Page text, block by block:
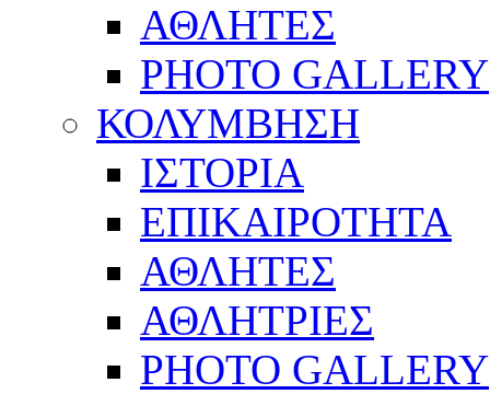
ΑΘΛΗΤΕΣ
PHOTO GALLERY
ΚΟΛΥΜΒΗΣΗ
ΙΣΤΟΡΙΑ
ΕΠΙΚΑΙΡΟΤΗΤΑ
ΑΘΛΗΤΕΣ
ΑΘΛΗΤΡΙΕΣ
PHOTO GALLERY